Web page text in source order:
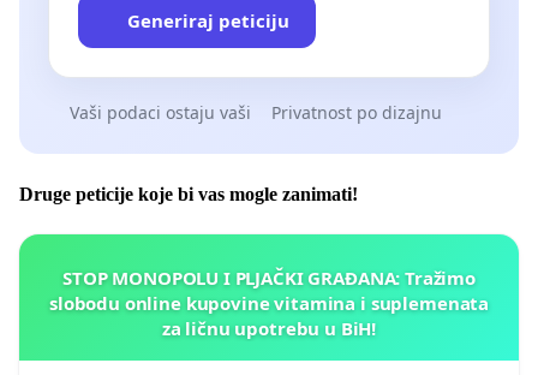
Generiraj peticiju
Vaši podaci ostaju vaši Privatnost po dizajnu
Druge peticije koje bi vas mogle zanimati!
STOP MONOPOLU I PLJAČKI GRAĐANA: Tražimo
slobodu online kupovine vitamina i suplemenata
za ličnu upotrebu u BiH!